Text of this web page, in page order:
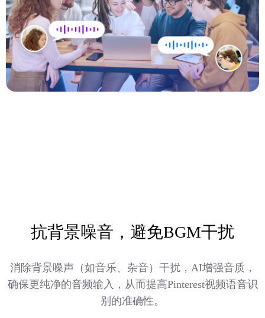
抗背景噪音，避免BGM干扰
消除背景噪声（如音乐、杂音）干扰，AI增强音质，
确保更纯净的音频输入，从而提高Pinterest视频语音识
别的准确性。